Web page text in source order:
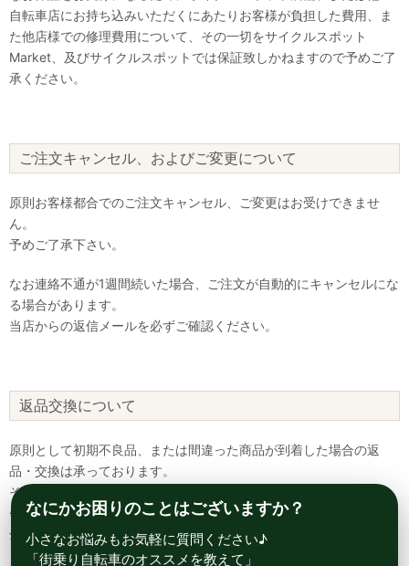
自転車店にお持ち込みいただくにあたりお客様が負担した費用、ま
た他店様での修理費用について、その一切をサイクルスポット
Market、及びサイクルスポットでは保証致しかねますので予めご了
承ください。
ご注文キャンセル、およびご変更について
原則お客様都合でのご注文キャンセル、ご変更はお受けできませ
ん。
予めご了承下さい。
なお連絡不通が1週間続いた場合、ご注文が自動的にキャンセルにな
る場合があります。
当店からの返信メールを必ずご確認ください。
返品交換について
原則として初期不良品、または間違った商品が到着した場合の返
品・交換は承っております。
それ以外については、ご対応致しかねます。
※製造上の欠陥が発覚し、同一商品が確保できない際は、返品・返
金のご対応となります。
なにかお困りのことはございますか？
小さなお悩みもお気軽に質問ください♪
「街乗り自転車のオススメを教えて」